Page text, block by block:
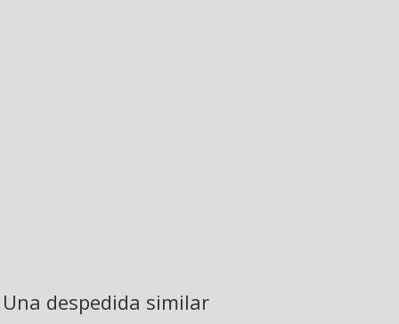
Una despedida similar